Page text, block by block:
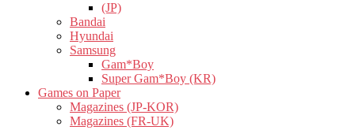
(JP)
Bandai
Hyundai
Samsung
Gam*Boy
Super Gam*Boy (KR)
Games on Paper
Magazines (JP-KOR)
Magazines (FR-UK)